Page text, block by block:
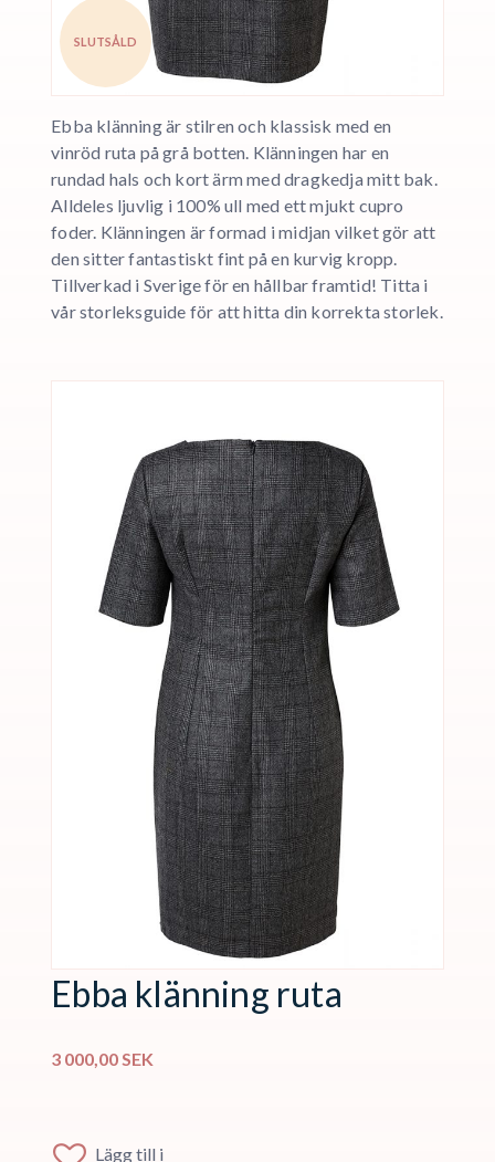
SLUTSÅLD
Ebba klänning är stilren och klassisk med en
vinröd ruta på grå botten. Klänningen har en
rundad hals och kort ärm med dragkedja mitt bak.
Alldeles ljuvlig i 100% ull med ett mjukt cupro
foder. Klänningen är formad i midjan vilket gör att
den sitter fantastiskt fint på en kurvig kropp.
Tillverkad i Sverige för en hållbar framtid! Titta i
vår storleksguide för att hitta din korrekta storlek.
Ebba klänning ruta
3 000,00 SEK
Lägg till i